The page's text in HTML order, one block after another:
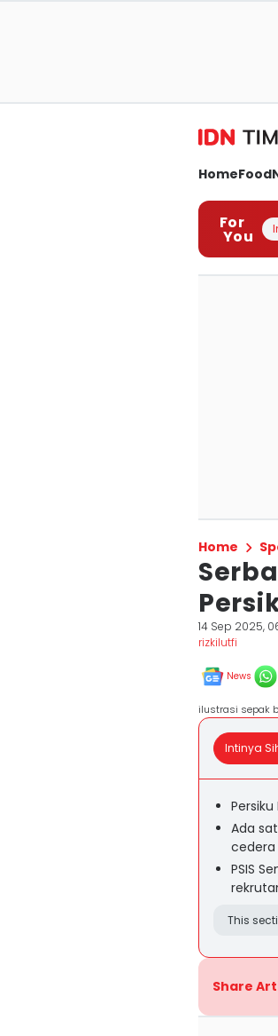
HomeFood
For
You
Home
14 Sep 2025,
rizkilutfi
News
ilustrasi sepak
Intinya
Ada
cedera
PSIS
This
Share